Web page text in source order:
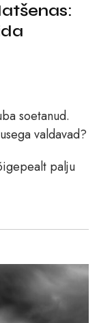
soetanud.
valdavad?
palju